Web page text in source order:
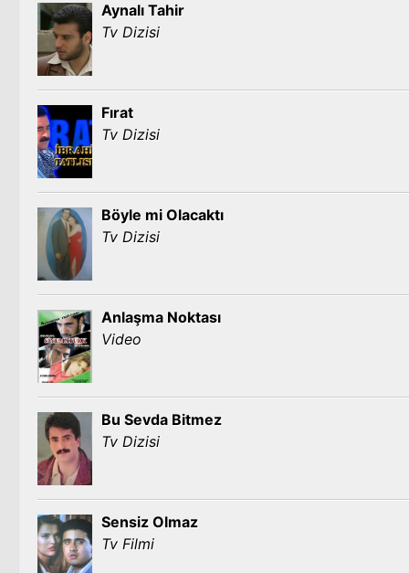
Aynalı Tahir
Tv Dizisi
Fırat
Tv Dizisi
Böyle mi Olacaktı
Tv Dizisi
Anlaşma Noktası
Video
Bu Sevda Bitmez
Tv Dizisi
Sensiz Olmaz
Tv Filmi